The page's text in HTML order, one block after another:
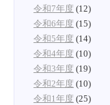
令和7年度 (12)
令和6年度 (15)
令和5年度 (14)
令和4年度 (10)
令和3年度 (19)
令和2年度 (10)
令和1年度 (25)